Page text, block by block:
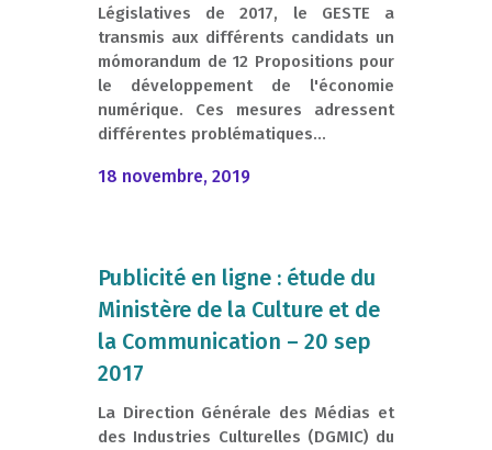
Législatives de 2017, le GESTE a
transmis aux différents candidats un
mómorandum de 12 Propositions pour
le développement de l'économie
numérique. Ces mesures adressent
différentes problématiques...
18 novembre, 2019
Publicité en ligne : étude du
Ministère de la Culture et de
la Communication – 20 sep
2017
La Direction Générale des Médias et
des Industries Culturelles (DGMIC) du